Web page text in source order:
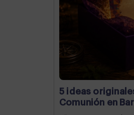
5 ideas
Comunión en